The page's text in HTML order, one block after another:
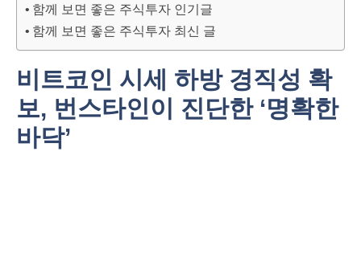
함께 보면 좋은 주식투자 인기글
함께 보면 좋은 주식투자 최신 글
비트코인 시세 하방 경직성 확
보, 번스타인이 진단한 ‘명확한
바닥’